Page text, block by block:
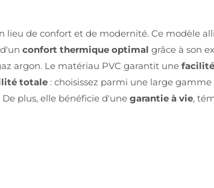
lieu de confort et de modernité. Ce modèle
confort thermique optimal grâce à son
argon. Le matériau PVC garantit une
totale : choisissez parmi une large
plus, elle bénéficie d'une garantie à vie,